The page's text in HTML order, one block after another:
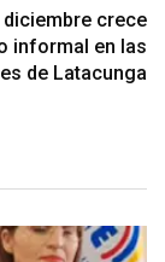
diciembre crece
informal en las
de Latacunga